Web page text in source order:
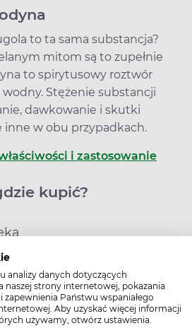
analizy danych dotyczących
naszej strony internetowej, pokazania
Państwu wspaniałego
Aby uzyskać więcej informacji
używamy, otwórz ustawienia.
to ta sama substancja?
mitom są to zupełnie
to spirytusowy roztwór
wodny. Stężenie substancji
dawkowanie i skutki
inne w obu przypadkach.
i zastosowanie
kupić?
w aptece (jako roztwór
płynu, do stosowania
lub usuwania nalotu z
należy zapoznać się z